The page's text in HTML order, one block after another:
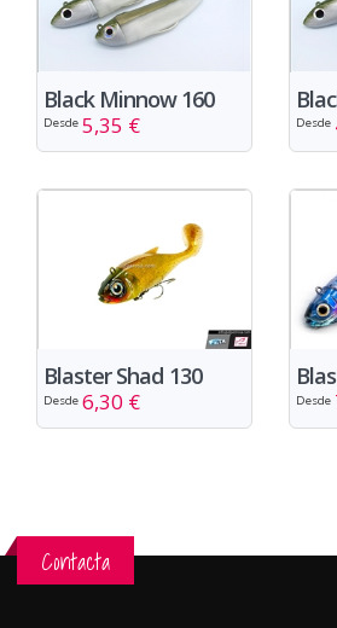
Black Minnow 160
Desde 5,35 € Desde
Blaster Shad 130
Desde 6,30 € Desde
Contacta